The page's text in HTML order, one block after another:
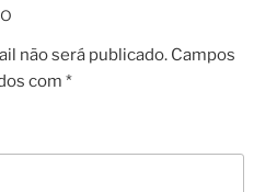
não será publicado. Campos
com *